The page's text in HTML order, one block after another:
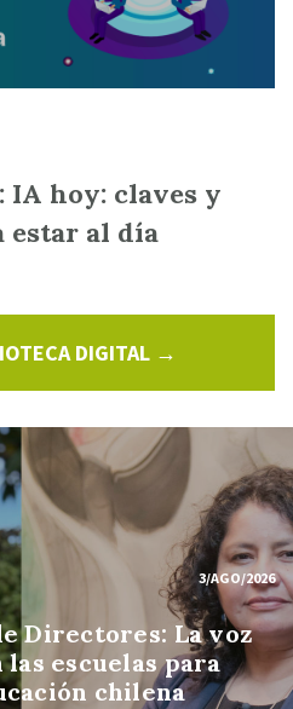
hoy: claves y
estar al día
DIGITAL →
3/AGO/2026
Directores: La voz
escuelas para
chilena